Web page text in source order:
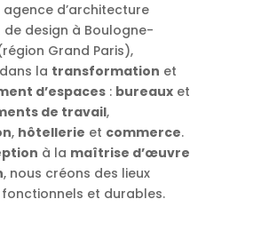
agence d’architecture
de design à Boulogne-
Grand Paris),
la transformation et
d’espaces : bureaux et
de travail,
, hôtellerie et commerce.
à la maîtrise d’œuvre
, nous créons des lieux
et durables.